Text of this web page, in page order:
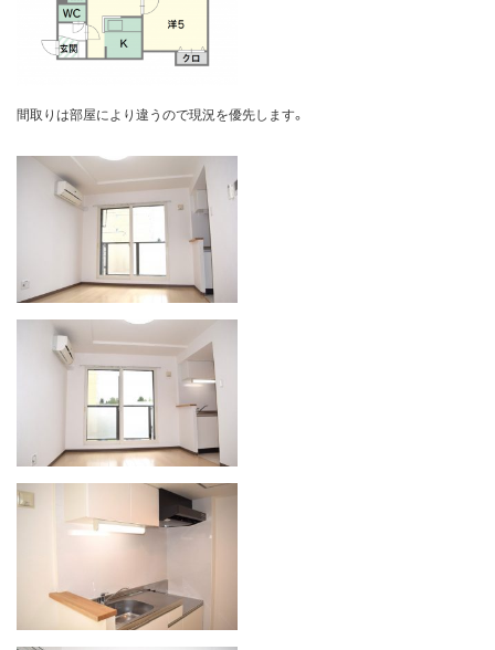
間取りは部屋により違うので現況を優先します。